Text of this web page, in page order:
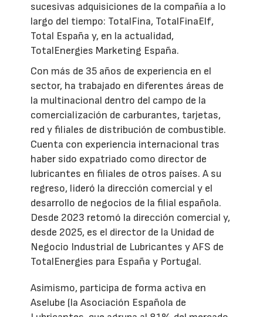
sucesivas adquisiciones de la compañía a lo
largo del tiempo: TotalFina, TotalFinaElf,
Total España y, en la actualidad,
TotalEnergies Marketing España.
Con más de 35 años de experiencia en el
sector, ha trabajado en diferentes áreas de
la multinacional dentro del campo de la
comercialización de carburantes, tarjetas,
red y filiales de distribución de combustible.
Cuenta con experiencia internacional tras
haber sido expatriado como director de
lubricantes en filiales de otros países. A su
regreso, lideró la dirección comercial y el
desarrollo de negocios de la filial española.
Desde 2023 retomó la dirección comercial y,
desde 2025, es el director de la Unidad de
Negocio Industrial de Lubricantes y AFS de
TotalEnergies para España y Portugal.
Asimismo, participa de forma activa en
Aselube (la Asociación Española de